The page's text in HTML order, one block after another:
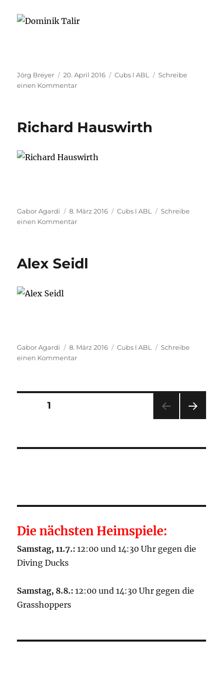
Autor
Jörg Breyer
Veröffentlicht
am
20. April 2016 Kategorien
Cubs I ABL
Schreibe
einen Kommentarzu
Richard Hauswirth
Autor
Gabor Agardi
Veröffentlicht
am
8. März 2016 Kategorien
Cubs I ABL
Schreibe
einen Kommentarzu
Alex Seidl
Autor
Gabor Agardi
Veröffentlicht
am
8. März 2016 Kategorien
Cubs I ABL
Schreibe
einen Kommentarzu
Seitennummerierung
Beiträge
SEITE1
E
Die nächsten Heimspiele:
Samstag, 11.7.: 12:00 und 14:30 Uhr gegen die
Diving Ducks
Samstag, 8.8.: 12:00 und 14:30 Uhr gegen die
Grasshoppers